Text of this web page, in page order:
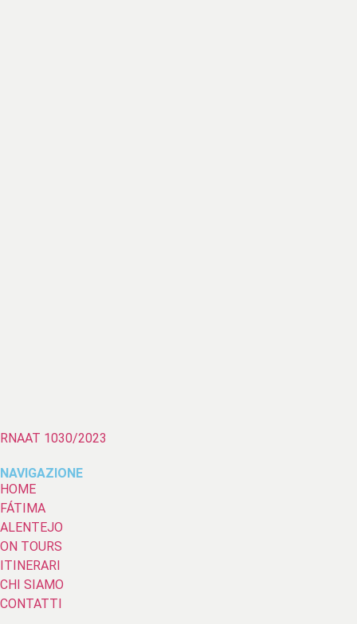
RNAAT 1030/2023
NAVIGAZIONE
HOME
FÁTIMA
ALENTEJO
ON TOURS
ITINERARI
CHI SIAMO
CONTATTI